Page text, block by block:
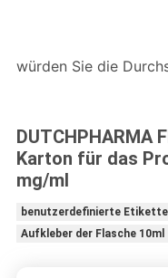
würden Sie die
DUTCHPHARMA
Karton für das
mg/ml
benutzerdefinierte
Aufkleber der Flasche 10ml